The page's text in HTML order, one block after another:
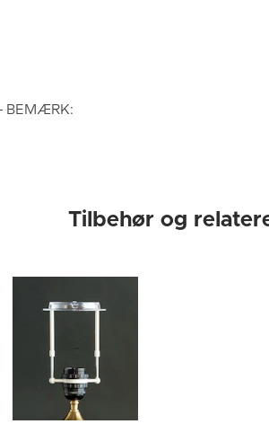
BEMÆRK:
Tilbehør og